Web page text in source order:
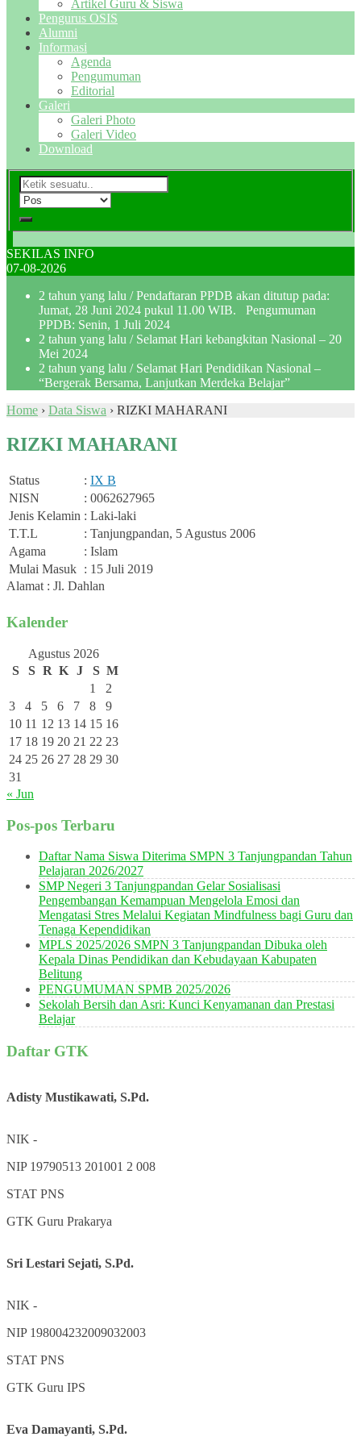
Artikel Guru & Siswa
Pengurus OSIS
Alumni
Informasi
Agenda
Pengumuman
Editorial
Galeri
Galeri Photo
Galeri Video
Download
SEKILAS INFO
07-08-2026
2 tahun yang lalu / Pendaftaran PPDB akan ditutup pada:
Jumat, 28 Juni 2024 pukul 11.00 WIB. Pengumuman
PPDB: Senin, 1 Juli 2024
2 tahun yang lalu / Selamat Hari kebangkitan Nasional – 20
Mei 2024
2 tahun yang lalu / Selamat Hari Pendidikan Nasional –
“Bergerak Bersama, Lanjutkan Merdeka Belajar”
Home › Data Siswa › RIZKI MAHARANI
RIZKI MAHARANI
Status : IX B
NISN
: 0062627965
Jenis Kelamin : Laki-laki
T.T.L
: Tanjungpandan, 5 Agustus 2006
Agama
: Islam
Mulai Masuk : 15 Juli 2019
Alamat : Jl. Dahlan
Kalender
Agustus 2026
S
S R K J S M
1
2
3
4 5 6 7 8
9
10 11 12 13 14 15 16
17 18 19 20 21 22 23
24 25 26 27 28 29 30
31
« Jun
Pos-pos Terbaru
Daftar Nama Siswa Diterima SMPN 3 Tanjungpandan Tahun
Pelajaran 2026/2027
SMP Negeri 3 Tanjungpandan Gelar Sosialisasi
Pengembangan Kemampuan Mengelola Emosi dan
Mengatasi Stres Melalui Kegiatan Mindfulness bagi Guru dan
Tenaga Kependidikan
MPLS 2025/2026 SMPN 3 Tanjungpandan Dibuka oleh
Kepala Dinas Pendidikan dan Kebudayaan Kabupaten
Belitung
PENGUMUMAN SPMB 2025/2026
Sekolah Bersih dan Asri: Kunci Kenyamanan dan Prestasi
Belajar
Daftar GTK
Adisty Mustikawati, S.Pd.
NIK -
NIP 19790513 201001 2 008
STAT PNS
GTK Guru Prakarya
Sri Lestari Sejati, S.Pd.
NIK -
NIP 198004232009032003
STAT PNS
GTK Guru IPS
Eva Damayanti, S.Pd.